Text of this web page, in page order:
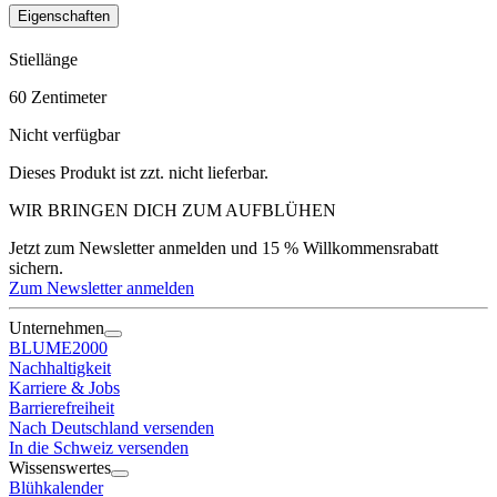
Eigenschaften
Stiellänge
60 Zentimeter
Nicht verfügbar
Dieses Produkt ist zzt. nicht lieferbar.
WIR BRINGEN DICH ZUM AUFBLÜHEN
Jetzt zum Newsletter anmelden und 15 % Willkommensrabatt
sichern.
Zum Newsletter anmelden
Unternehmen
BLUME2000
Nachhaltigkeit
Karriere & Jobs
Barrierefreiheit
Nach Deutschland versenden
In die Schweiz versenden
Wissenswertes
Blühkalender